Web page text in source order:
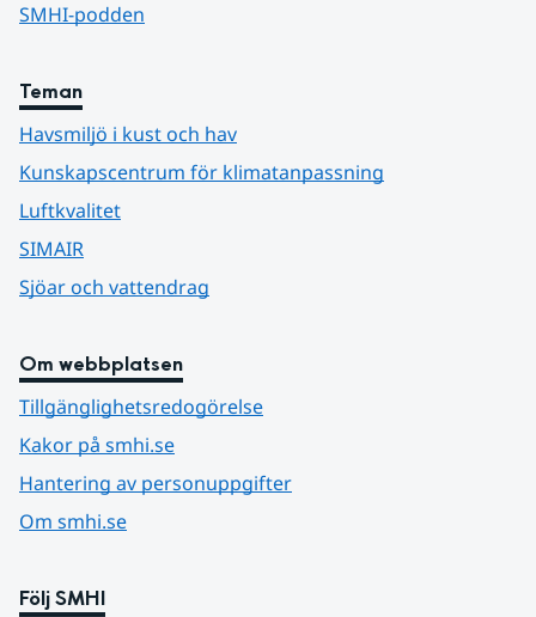
SMHI-podden
Teman
Havsmiljö i kust och hav
Kunskapscentrum för klimatanpassning
Luftkvalitet
SIMAIR
Sjöar och vattendrag
Om webbplatsen
Tillgänglighetsredogörelse
Kakor på smhi.se
Hantering av personuppgifter
Om smhi.se
Följ SMHI